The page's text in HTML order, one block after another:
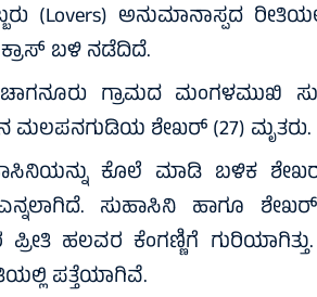
(Lovers) ಅನುಮಾನಾಸ್ಪದ
ಬಳಿ ನಡೆದಿದೆ.
ಚಾಗನೂರು ಗ್ರಾಮದ ಮಂಗಳಮುಖಿ
ಮಲಪನಗುಡಿಯ ಶೇಖರ್ (27) ಮೃತರು.
ಕೊಲೆ ಮಾಡಿ ಬಳಿಕ ಶೇಖರ್
ಸುಹಾಸಿನಿ ಹಾಗೂ
ಪ್ರೀತಿ ಹಲವರ ಕೆಂಗಣ್ಣಿಗೆ
ಪತ್ತೆಯಾಗಿವೆ.